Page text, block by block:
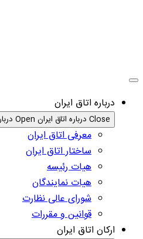
درباره اتاق ایران
Close درباره اتاق ایران Open درباره اتاق ایران
معرفی اتاق ایران
ساختار اتاق ایران
هیات رئیسه
هیات نمایندگان
شورای عالی نظارت
قوانین و مقررات
ارکان اتاق ایران